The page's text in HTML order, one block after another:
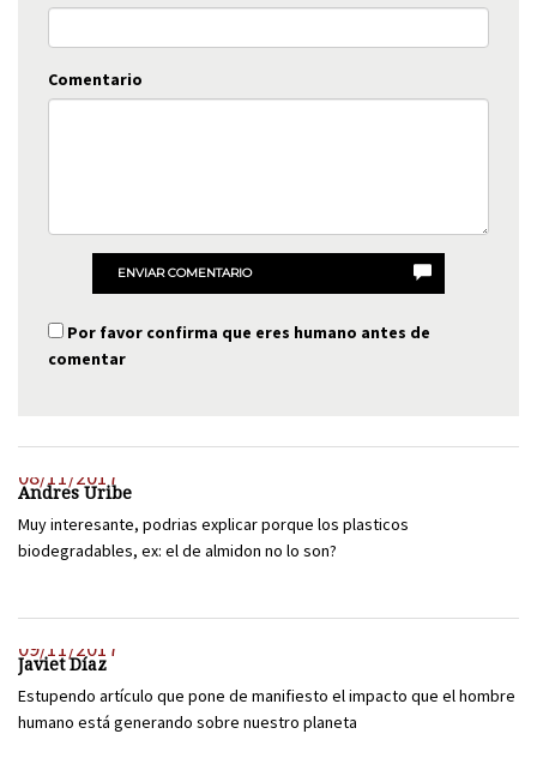
Comentario
ENVIAR COMENTARIO
Por favor confirma que eres humano antes de
comentar
08/11/2017
Andres Uribe
Muy interesante, podrias explicar porque los plasticos
biodegradables, ex: el de almidon no lo son?
09/11/2017
Javiet Díaz
Estupendo artículo que pone de manifiesto el impacto que el hombre
humano está generando sobre nuestro planeta